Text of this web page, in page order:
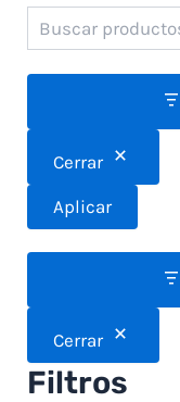
Cerrar
Aplicar
Cerrar
Filtros